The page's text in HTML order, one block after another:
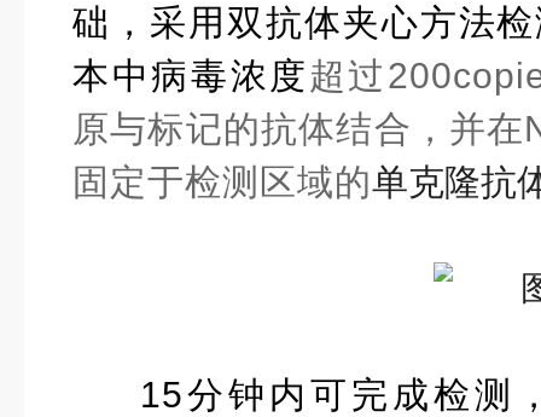
础，采用双抗体夹心方法
本中病毒浓度超过
原与标记的抗体结合，并
固定于检测区域的单克隆抗
15分钟内可完成检测